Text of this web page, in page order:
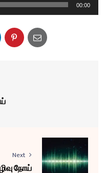
00:00
Next
நோய்